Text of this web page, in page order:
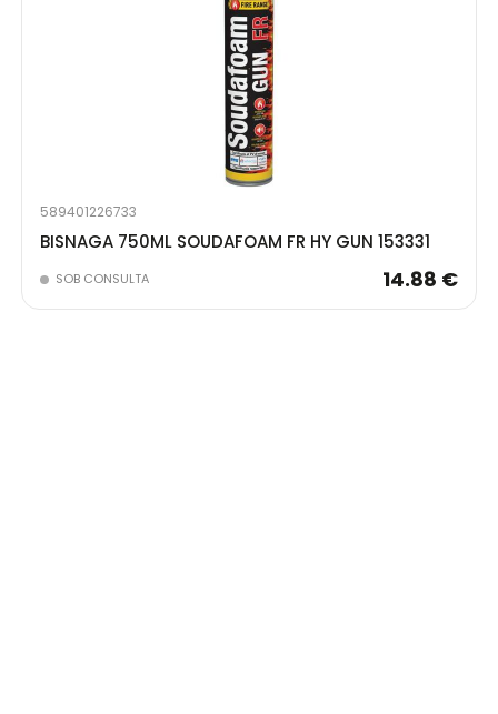
589401226733
BISNAGA 750ML SOUDAFOAM FR HY GUN 153331
SOB CONSULTA 14.88 €